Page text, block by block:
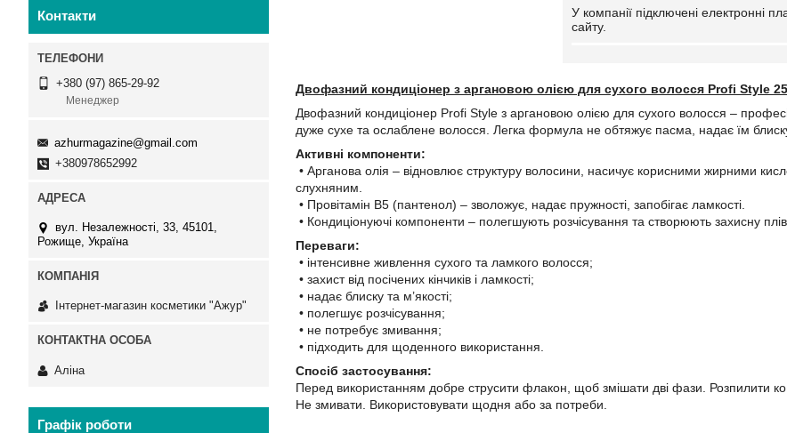
У компанії підключені електронні
сайту.
Двофазний кондиціонер з аргановою олією для сухого волосся Profi Style
Двофазний кондиціонер Profi Style з аргановою олією для сухого волосся –
дуже сухе та ослаблене волосся. Легка формула не обтяжує пасма, надає їм
Активні компоненти:
• Арганова олія – відновлює структуру волосини, насичує корисними жирними
слухняним.
• Провітамін B5 (пантенол) – зволожує, надає пружності, запобігає ламкості.
• Кондиціонуючі компоненти – полегшують розчісування та створюють захисну
Переваги:
• інтенсивне живлення сухого та ламкого волосся;
• захист від посічених кінчиків і ламкості;
• надає блиску та м’якості;
• полегшує розчісування;
• не потребує змивання;
• підходить для щоденного використання.
Спосіб застосування:
Перед використанням добре струсити флакон, щоб змішати дві фази. Розпилити
Не змивати. Використовувати щодня або за потреби.
Контакти
+380 (97) 865-29-92
Менеджер
azhurmagazine@gmail.com
+380978652992
вул. Незалежності, 33, 45101,
Рожище, Україна
Інтернет-магазин косметики "Ажур"
Аліна
Графік роботи